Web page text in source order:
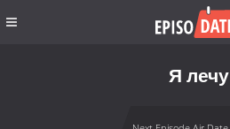
Я лечу